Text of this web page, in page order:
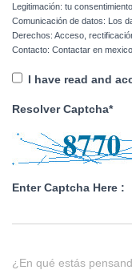
Legitimación: tu consentimiento.
Comunicación de datos: Los
Derechos: Acceso,
Contacto: Contactar en
I have read and
Resolver Captcha*
Enter Captcha Here :
¿En qué estás